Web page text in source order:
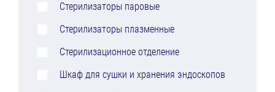
Стерилизаторы паровые
Стерилизаторы плазменные
Стерилизационное отделение
Шкаф для сушки и хранения эндоскопов